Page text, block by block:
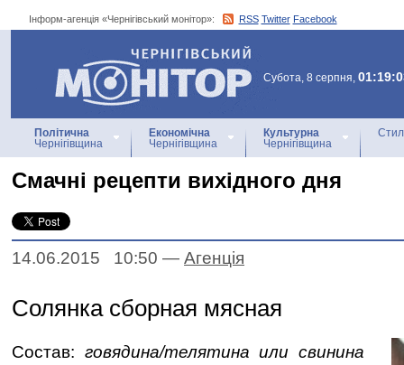
Інформ-агенція «Чернігівський монітор»: RSS Twitter Facebook
Інформ-агенція
«Чернігівський монітор»
Субота, 8 серпня,
Політична
Чернігівщина
Економічна
Чернігівщина
Культурна
Чернігівщина
Смачні рецепти вихідного дня
14.06.2015 10:50 — Агенцiя
Солянка сборная мясная
Состав: говядина/телятина или свинина